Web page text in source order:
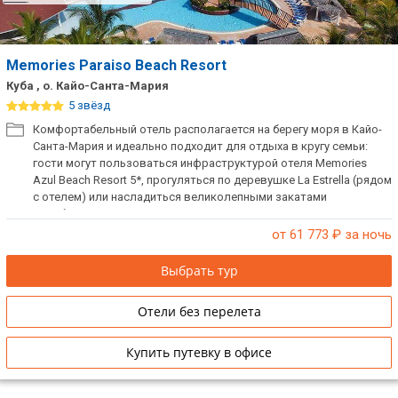
Memories Paraiso Beach Resort
Куба , о. Кайо-Санта-Мария
5 звёзд
Комфортабельный отель располагается на берегу моря в Кайо-
Санта-Мария и идеально подходит для отдыха в кругу семьи:
гости могут пользоваться инфраструктурой отеля Memories
Azul Beach Resort 5*, прогуляться по деревушке La Estrella (рядом
с отелем) или насладиться великолепными закатами
Карибского моря.
от 61 773 ₽ за ночь
Выбрать тур
Отели без перелета
Купить путевку в офисе